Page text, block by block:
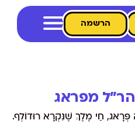
הרשמה
מפראג
פְּרָאג, חַי מֶלֶךְ שֶׁנִּקְרָא רוּדוֹלְף.